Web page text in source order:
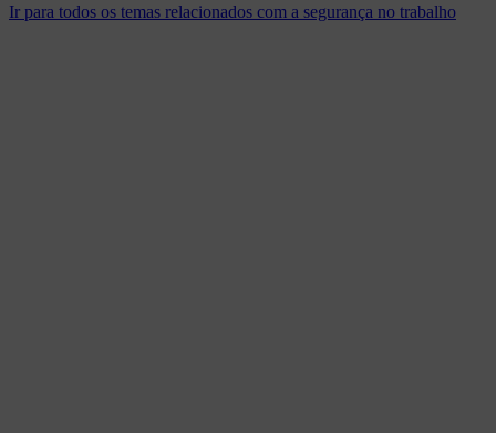
Ir para todos os temas relacionados com a segurança no trabalho